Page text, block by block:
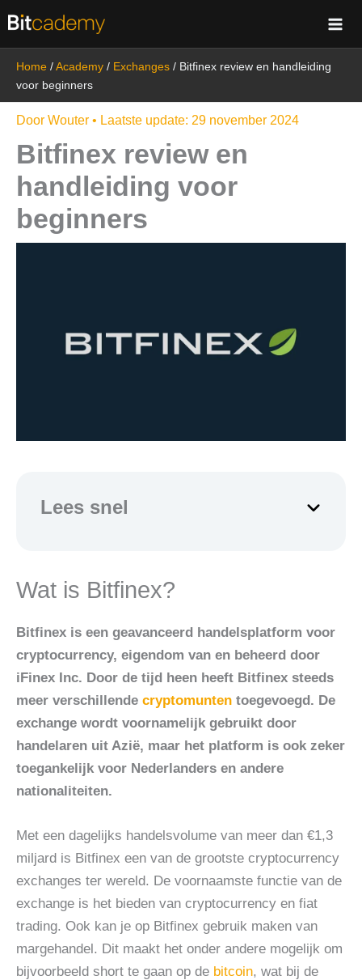
naar
Home /Academy / Exchanges / Bitfinex review en handleiding
voor beginners
Door Wouter • Laatste update: 29 november 2024
Bitfinex review en
handleiding voor
beginners
Lees snel
Wat is Bitfinex?
Bitfinex is een geavanceerd handelsplatform voor
cryptocurrency, eigendom van en beheerd door
iFinex Inc. Door de tijd heen heeft Bitfinex steeds
meer verschillende cryptomunten toegevoegd. De
exchange wordt voornamelijk gebruikt door
handelaren uit Azië, maar het platform is ook zeker
toegankelijk voor Nederlanders en andere
nationaliteiten.
Met een dagelijks handelsvolume van meer dan €1,3
miljard is Bitfinex een van de grootste cryptocurrency
exchanges ter wereld. De voornaamste functie van de
exchange is het bieden van cryptocurrency en fiat
trading. Ook kan je op Bitfinex gebruik maken van
margehandel. Dit maakt het onder andere mogelijk om
bijvoorbeeld short te gaan op de bitcoin, wat bij de